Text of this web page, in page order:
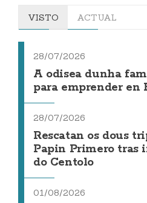
VISTO ACTUAL
28/07/2026
A odisea dunha
para emprender en
28/07/2026
Rescatan os dous
Papin Primero tras
do Centolo
01/08/2026